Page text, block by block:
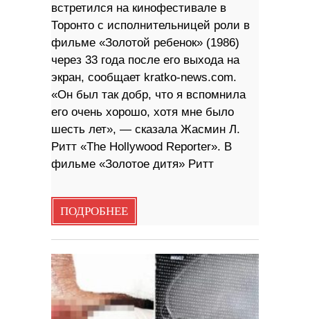
встретился на кинофестивале в
Торонто с исполнительницей роли в
фильме «Золотой ребенок» (1986)
через 33 года после его выхода на
экран, сообщает kratko-news.com.
«Он был так добр, что я вспомнила
его очень хорошо, хотя мне было
шесть лет», — сказала Жасмин Л.
Ритт «The Hollywood Reporter». В
фильме «Золотое дитя» Ритт
ПОДРОБНЕЕ